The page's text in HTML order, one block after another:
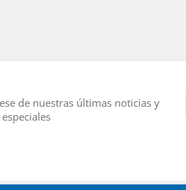
de nuestras últimas noticias y